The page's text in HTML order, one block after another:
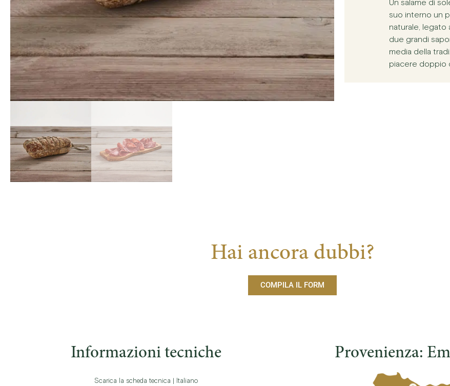
Un salame di
suo interno un
naturale, legato
due grandi
media della
piacere doppio
Hai ancora dubbi?
COMPILA IL FORM
Informazioni tecniche
Scarica la scheda tecnica | Italiano
Provenienza: